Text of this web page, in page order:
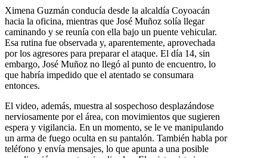
Ximena Guzmán conducía desde la alcaldía Coyoacán
hacia la oficina, mientras que José Muñoz solía llegar
caminando y se reunía con ella bajo un puente vehicular.
Esa rutina fue observada y, aparentemente, aprovechada
por los agresores para preparar el ataque. El día 14, sin
embargo, José Muñoz no llegó al punto de encuentro, lo
que habría impedido que el atentado se consumara
entonces.
El video, además, muestra al sospechoso desplazándose
nerviosamente por el área, con movimientos que sugieren
espera y vigilancia. En un momento, se le ve manipulando
un arma de fuego oculta en su pantalón. También habla por
teléfono y envía mensajes, lo que apunta a una posible